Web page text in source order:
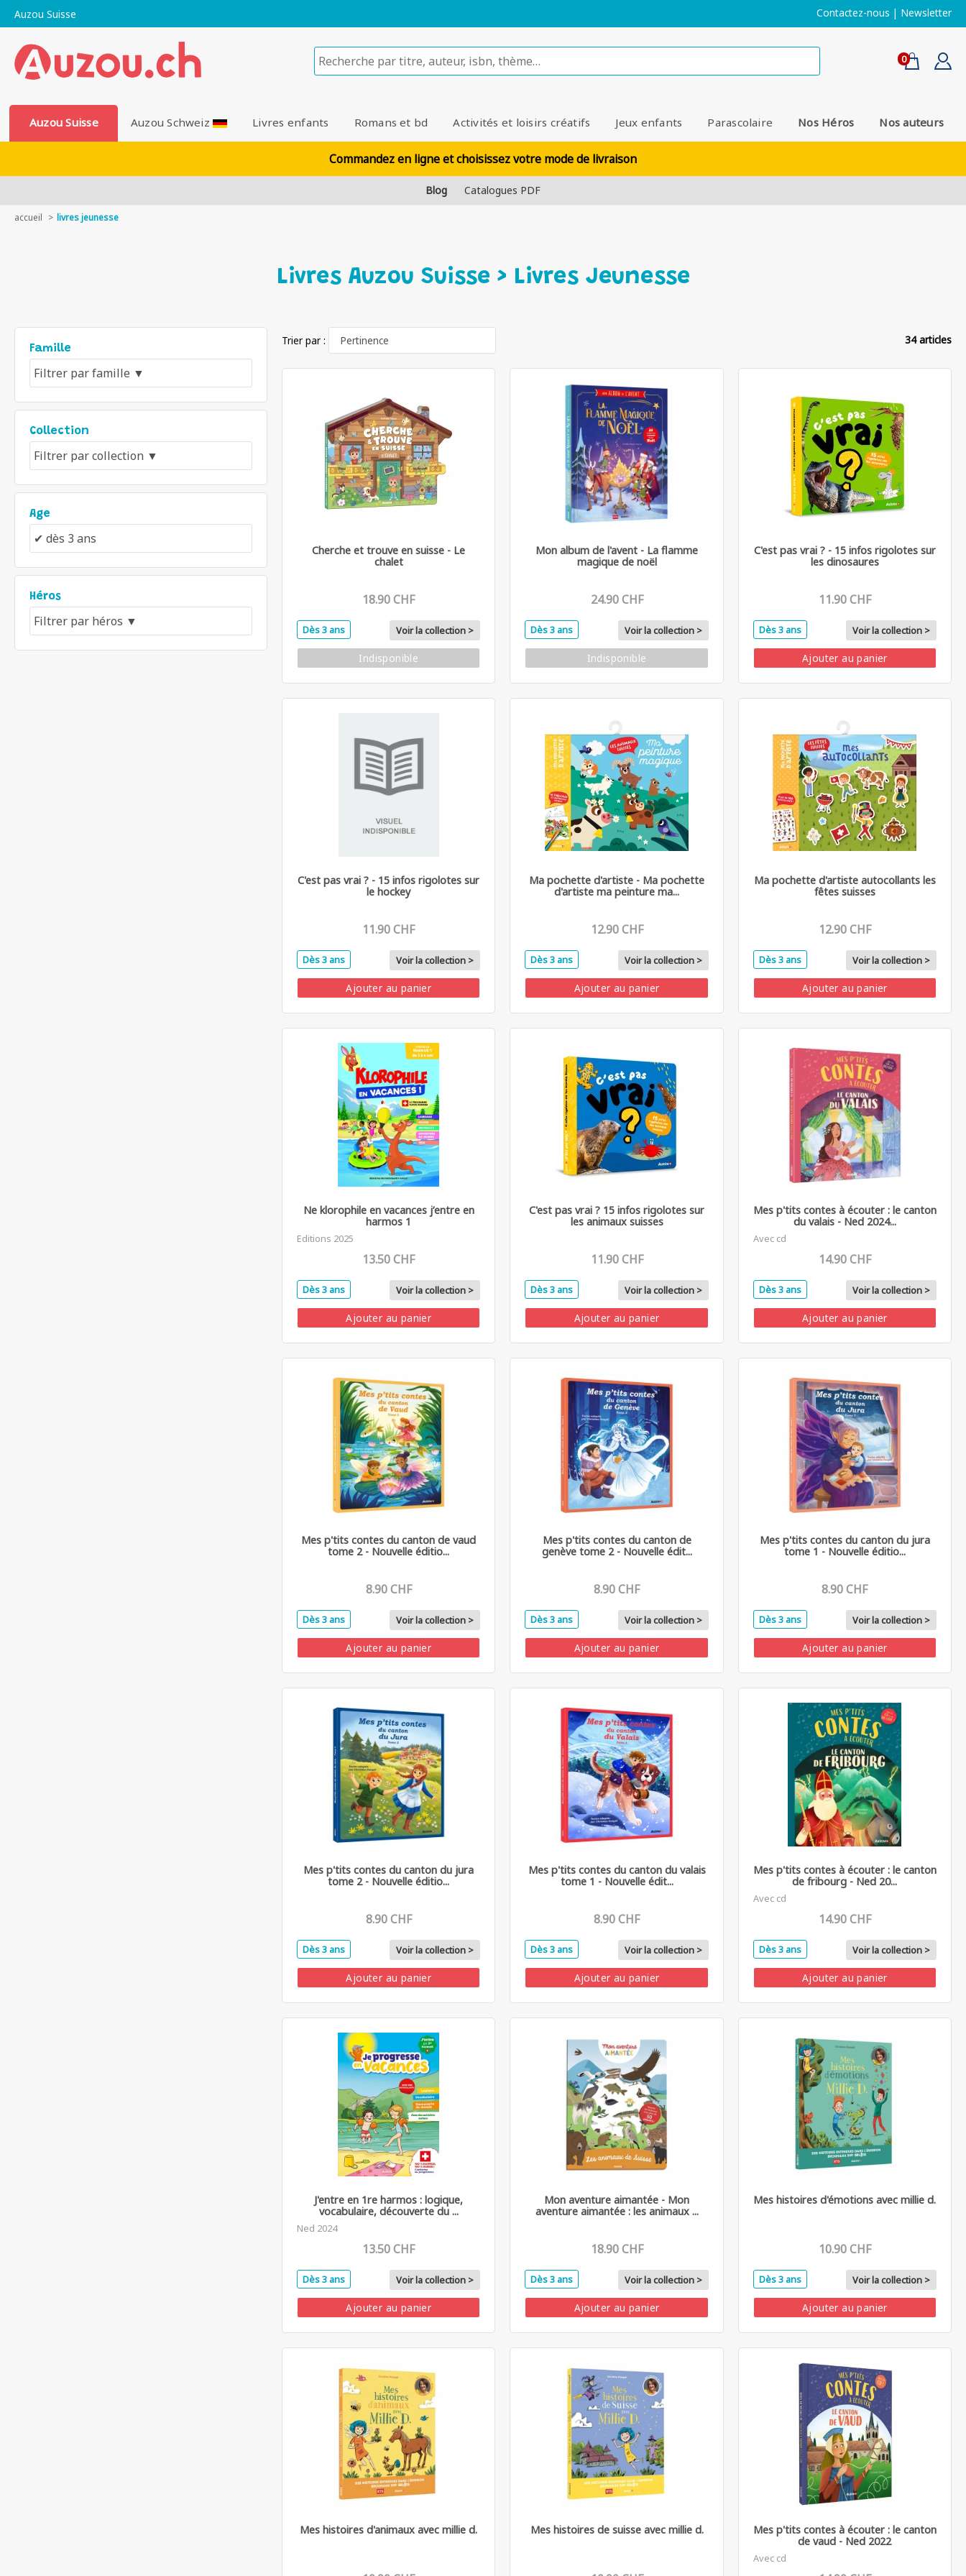
Auzou Suisse Contactez-nous | Newsletter
0
Auzou Suisse Auzou Schweiz Livres enfants Romans et bd Activités et loisirs créatifs Jeux enfants Parascolaire Nos Héros Nos auteurs
Commandez en ligne et choisissez votre mode de livraison
Blog Catalogues PDF
accueil livres jeunesse
Livres Auzou Suisse > Livres Jeunesse
Famille
Collection
Age
Héros
Trier par : 34 articles
Cherche et trouve en suisse - Le
chalet
18.90 CHF
Dès 3 ans Voir la collection >
Indisponible
Mon album de l'avent - La flamme
magique de noël
24.90 CHF
Dès 3 ans Voir la collection >
Indisponible
C'est pas vrai ? - 15 infos rigolotes sur
les dinosaures
11.90 CHF
Dès 3 ans Voir la collection >
Ajouter au panier
C'est pas vrai ? - 15 infos rigolotes sur
le hockey
11.90 CHF
Dès 3 ans Voir la collection >
Ajouter au panier
Ma pochette d'artiste - Ma pochette
d'artiste ma peinture ma...
12.90 CHF
Dès 3 ans Voir la collection >
Ajouter au panier
Ma pochette d'artiste autocollants les
fêtes suisses
12.90 CHF
Dès 3 ans Voir la collection >
Ajouter au panier
Ne klorophile en vacances j’entre en
harmos 1
Editions 2025
13.50 CHF
Dès 3 ans Voir la collection >
Ajouter au panier
C'est pas vrai ? 15 infos rigolotes sur
les animaux suisses
11.90 CHF
Dès 3 ans Voir la collection >
Ajouter au panier
Mes p'tits contes à écouter : le canton
du valais - Ned 2024...
Avec cd
14.90 CHF
Dès 3 ans Voir la collection >
Ajouter au panier
Mes p'tits contes du canton de vaud
tome 2 - Nouvelle éditio...
8.90 CHF
Dès 3 ans Voir la collection >
Ajouter au panier
Mes p'tits contes du canton de
genève tome 2 - Nouvelle édit...
8.90 CHF
Dès 3 ans Voir la collection >
Ajouter au panier
Mes p'tits contes du canton du jura
tome 1 - Nouvelle éditio...
8.90 CHF
Dès 3 ans Voir la collection >
Ajouter au panier
Mes p'tits contes du canton du jura
tome 2 - Nouvelle éditio...
8.90 CHF
Dès 3 ans Voir la collection >
Ajouter au panier
Mes p'tits contes du canton du valais
tome 1 - Nouvelle édit...
8.90 CHF
Dès 3 ans Voir la collection >
Ajouter au panier
Mes p'tits contes à écouter : le canton
de fribourg - Ned 20...
Avec cd
14.90 CHF
Dès 3 ans Voir la collection >
Ajouter au panier
J'entre en 1re harmos : logique,
vocabulaire, découverte du ...
Ned 2024
13.50 CHF
Dès 3 ans Voir la collection >
Ajouter au panier
Mon aventure aimantée - Mon
aventure aimantée : les animaux ...
18.90 CHF
Dès 3 ans Voir la collection >
Ajouter au panier
Mes histoires d'émotions avec millie d.
10.90 CHF
Dès 3 ans Voir la collection >
Ajouter au panier
Mes histoires d'animaux avec millie d. Mes histoires de suisse avec millie d.
Mes p'tits contes à écouter : le canton
de vaud - Ned 2022
Avec cd